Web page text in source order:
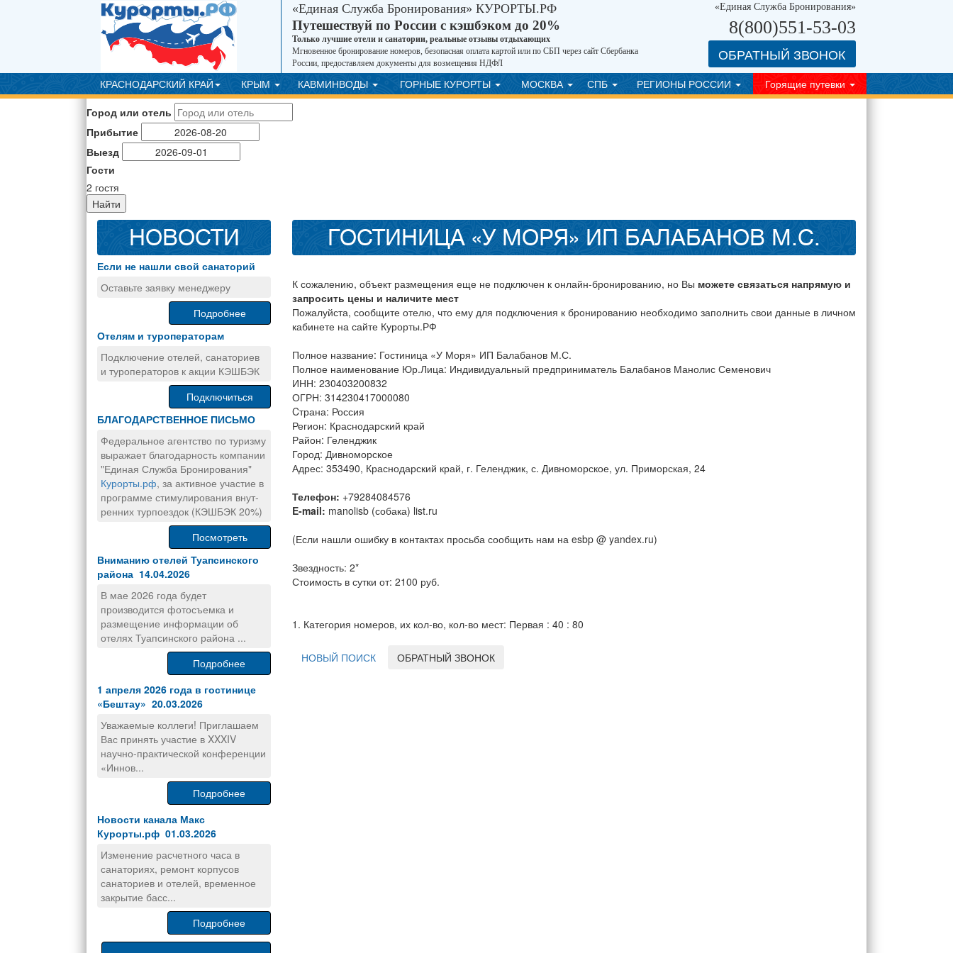
«Единая Служба Бронирования» КУРОРТЫ.РФ
Путешествуй по России с кэшбэком до 20%
Только лучшие отели и санатории, реальные отзывы отдыхающих
Мгновенное бронирование номеров, безопасная оплата картой или по СБП через сайт Сбербанка
России, предоставляем документы для возмещения НДФЛ
«Единая Служба Бронирования»
8(800)551-53-03
ОБРАТНЫЙ ЗВОНОК
КРАСНОДАРСКИЙ КРАЙ КРЫМ КАВМИНВОДЫ ГОРНЫЕ КУРОРТЫ МОСКВА СПБ РЕГИОНЫ РОССИИ
Горящие путевки
Город или отель
Прибытие
Выезд
Гости
2 гостя
Найти
НОВОСТИ
Если не нашли свой санаторий
Оставьте заявку менеджеру
Подробнее
Отелям и туроператорам
Подключение отелей, санаториев
и туроператоров к акции КЭШБЭК
Подключиться
БЛАГОДАРСТВЕННОЕ ПИСЬМО
Федеральное агентство по туризму
выражает благодарность компании
"Единая Служба Бронирования"
Курорты.рф, за активное участие в
программе стимулирования внут-
ренних турпоездок (КЭШБЭК 20%)
Посмотреть
Вниманию отелей Туапсинского
района 14.04.2026
В мае 2026 года будет
производится фотосъемка и
размещение информации об
отелях Туапсинского района ...
Подробнее
1 апреля 2026 года в гостинице
«Бештау» 20.03.2026
Уважаемые коллеги! Приглашаем
Вас принять участие в XXXIV
научно-практической конференции
«Иннов...
Подробнее
Новости канала Макс
Курорты.рф 01.03.2026
Изменение расчетного часа в
санаториях, ремонт корпусов
санаториев и отелей, временное
закрытие басс...
Подробнее
ГОСТИНИЦА «У МОРЯ» ИП БАЛАБАНОВ М.С.
К сожалению, объект размещения еще не подключен к онлайн-бронированию, но Вы можете связаться напрямую и
запросить цены и наличите мест
Пожалуйста, сообщите отелю, что ему для подключения к бронированию необходимо заполнить свои данные в личном
кабинете на сайте Курорты.РФ
Полное название: Гостиница «У Моря» ИП Балабанов М.С.
Полное наименование Юр.Лица: Индивидуальный предприниматель Балабанов Манолис Семенович
ИНН: 230403200832
ОГРН: 314230417000080
Cтрана: Россия
Регион: Краснодарский край
Район: Геленджик
Город: Дивноморское
Адрес: 353490, Краснодарский край, г. Геленджик, с. Дивноморское, ул. Приморская, 24
Телефон: +79284084576
E-mail: manolisb (собака) list.ru
(Если нашли ошибку в контактах просьба сообщить нам на esbp @ yandex.ru)
Звездность: 2*
Стоимость в сутки от: 2100 руб.
1. Категория номеров, их кол-во, кол-во мест: Первая : 40 : 80
НОВЫЙ ПОИСК ОБРАТНЫЙ ЗВОНОК